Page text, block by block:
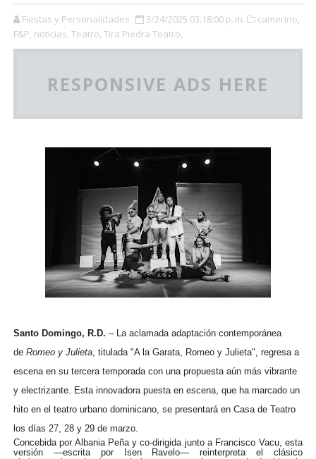
Fiestas y Personalidades 3/24/2025 03:18:00 p. m.
camerino,
F&P, noticias, Teatro, Tira Piedra Teatro,
RESPONSIVE ADS HERE
Santo Domingo, R.D. – La aclamada adaptación contemporánea
de Romeo y Julieta, titulada "A la Garata, Romeo y Julieta", regresa a
escena en su tercera temporada con una propuesta aún más vibrante
y electrizante. Esta innovadora puesta en escena, que ha marcado un
hito en el teatro urbano dominicano, se presentará en Casa de Teatro
los días 27, 28 y 29 de marzo.
Concebida por Albania Peña y co-dirigida junto a Francisco Vacu, esta
versión —escrita por Isen Ravelo— reinterpreta el clásico